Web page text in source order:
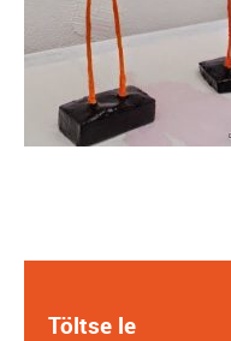
Töltse le